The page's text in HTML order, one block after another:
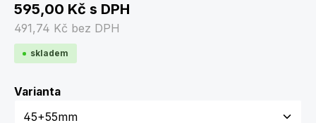
595,00 Kč s DPH
491,74 Kč bez DPH
skladem
VariantaZvolte variantu